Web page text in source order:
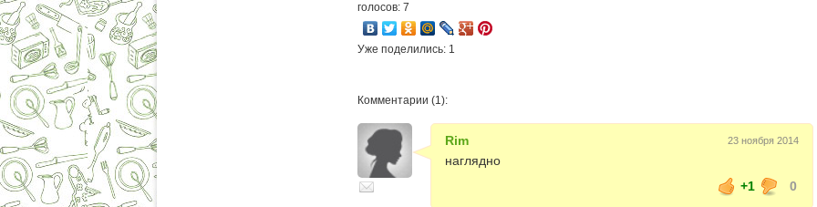
голосов: 7
Уже поделились: 1
Комментарии (1):
Rim 23 ноября 2014
наглядно
+1
0